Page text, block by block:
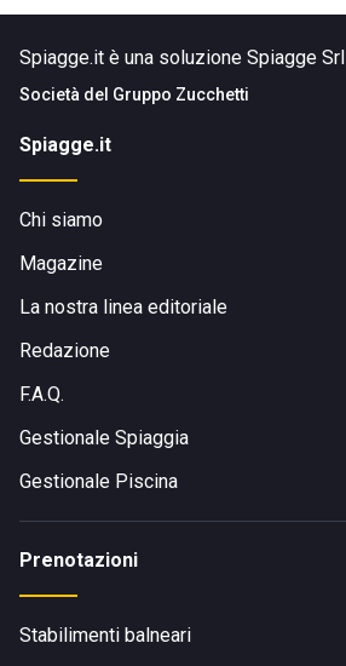
Spiagge.it è una soluzione Spiagge Srl
Società del Gruppo Zucchetti
Spiagge.it
Chi siamo
Magazine
La nostra linea editoriale
Redazione
F.A.Q.
Gestionale Spiaggia
Gestionale Piscina
Prenotazioni
Stabilimenti balneari